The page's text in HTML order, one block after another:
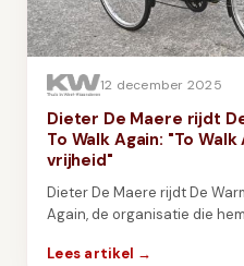
12 december 2025
Dieter De Maere rijdt
To Walk Again: "To
vrijheid"
Dieter De Maere rijdt De
Again, de organisatie die
Lees artikel →